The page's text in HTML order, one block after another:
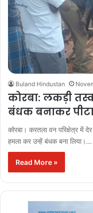
Buland Hindustan
कोरबा: लकड़ी
बंधक बनाकर
कोरबा। करतला वन परिक्षेत्र में
हमला कर उन्हें बंधक बना लिया।…
Read More »